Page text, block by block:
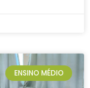
ENSINO MÉDIO